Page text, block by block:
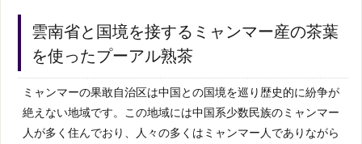
雲南省と国境を接するミャンマー産の茶葉
を使ったプーアル熟茶
ミャンマーの果敢自治区は中国との国境を巡り歴史的に紛争が
絶えない地域です。この地域には中国系少数民族のミャンマー
人が多く住んでおり、人々の多くはミャンマー人でありながら